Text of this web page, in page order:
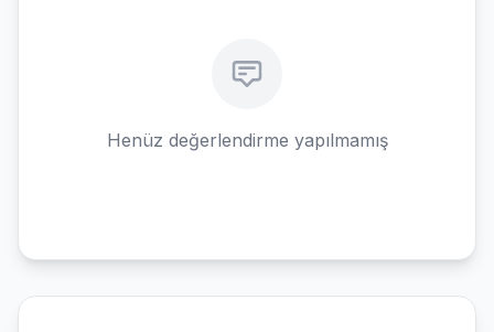
Henüz değerlendirme yapılmamış